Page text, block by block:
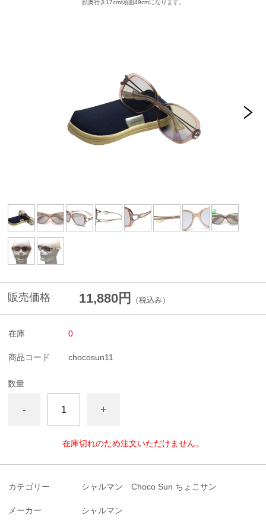
顔奥行き17cm/頭囲49cmになります。
販売価格 11,880円 （税込み）
在庫 0
商品コード chocosun11
数量
- +
在庫切れのため注文いただけません。
カテゴリー シャルマン Choco Sun ちょこサン
メーカー シャルマン